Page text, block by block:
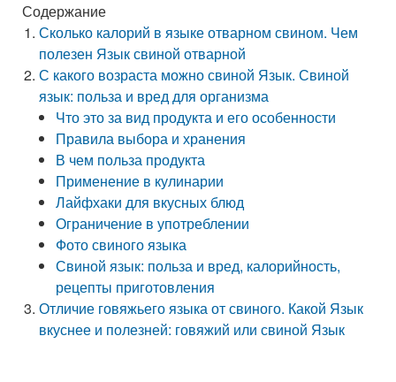
Содержание
Сколько калорий в языке отварном свином. Чем
полезен Язык свиной отварной
С какого возраста можно свиной Язык. Свиной
язык: польза и вред для организма
Что это за вид продукта и его особенности
Правила выбора и хранения
В чем польза продукта
Применение в кулинарии
Лайфхаки для вкусных блюд
Ограничение в употреблении
Фото свиного языка
Свиной язык: польза и вред, калорийность,
рецепты приготовления
Отличие говяжьего языка от свиного. Какой Язык
вкуснее и полезней: говяжий или свиной Язык